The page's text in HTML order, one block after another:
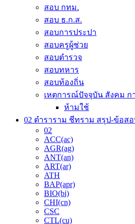
สอบ กทม.
สอบ ธ.ก.ส.
สอบการประปา
สอบครูผู้ช่วย
สอบตำรวจ
สอบทหาร
สอบท้องถิ่น
เหตุการณ์ปัจจุบัน สังคม ก
ห้ามใช้
02 ตำราราม ชีทราม สรุป-ข้อส
02
ACC(ac)
AGR(ag)
ANT(an)
ART(ar)
ATH
BAP(apr)
BIO(bi)
CHI(cn)
CSC
CTL(cu)